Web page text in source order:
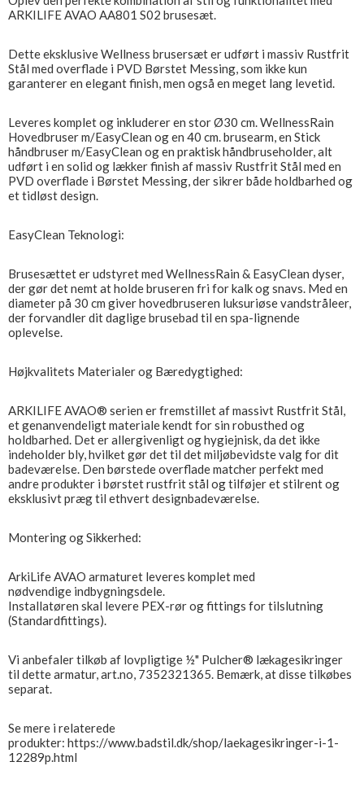
ARKILIFE AVAO AA801 S02 brusesæt.
Dette eksklusive Wellness brusersæt er udført i massiv Rustfrit
Stål med overflade i PVD Børstet Messing, som ikke kun
garanterer en elegant finish, men også en meget lang levetid.
Leveres komplet og inkluderer en stor Ø30 cm. WellnessRain
Hovedbruser m/EasyClean og en 40 cm. brusearm, en Stick
håndbruser m/EasyClean og en praktisk håndbruseholder, alt
udført i en solid og lækker finish af massiv Rustfrit Stål med en
PVD overflade i Børstet Messing, der sikrer både holdbarhed og
et tidløst design.
EasyClean Teknologi:
Brusesættet er udstyret med WellnessRain & EasyClean dyser,
der gør det nemt at holde bruseren fri for kalk og snavs. Med en
diameter på 30 cm giver hovedbruseren luksuriøse vandstråleer,
der forvandler dit daglige brusebad til en spa-lignende
oplevelse.
Højkvalitets Materialer og Bæredygtighed:
ARKILIFE AVAO® serien er fremstillet af massivt Rustfrit Stål,
et genanvendeligt materiale kendt for sin robusthed og
holdbarhed. Det er allergivenligt og hygiejnisk, da det ikke
indeholder bly, hvilket gør det til det miljøbevidste valg for dit
badeværelse. Den børstede overflade matcher perfekt med
andre produkter i børstet rustfrit stål og tilføjer et stilrent og
eksklusivt præg til ethvert designbadeværelse.
Montering og Sikkerhed:
ArkiLife AVAO armaturet leveres komplet med
nødvendige indbygningsdele.
Installatøren skal levere PEX-rør og fittings for tilslutning
(Standardfittings).
Vi anbefaler tilkøb af lovpligtige ½" Pulcher® lækagesikringer
til dette armatur, art.no, 7352321365. Bemærk, at disse tilkøbes
separat.
Se mere i relaterede
produkter: https://www.badstil.dk/shop/laekagesikringer-i-1-
12289p.html